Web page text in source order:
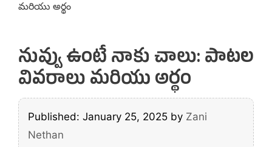
మరియు అర్థం
నువ్వు ఉంటే నాకు చాలు: పాటల
వివరాలు మరియు అర్థం
Published: January 25, 2025 by Zani
Nethan